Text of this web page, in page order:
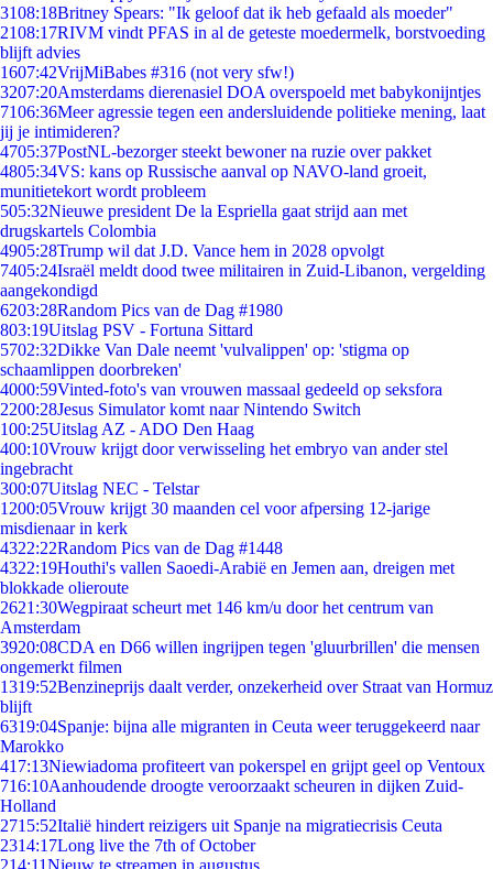
3108:18Britney Spears: "Ik geloof dat ik heb gefaald als moeder"
2108:17RIVM vindt PFAS in al de geteste moedermelk, borstvoeding
blijft advies
1607:42VrijMiBabes #316 (not very sfw!)
3207:20Amsterdams dierenasiel DOA overspoeld met babykonijntjes
7106:36Meer agressie tegen een andersluidende politieke mening, laat
jij je intimideren?
4705:37PostNL-bezorger steekt bewoner na ruzie over pakket
4805:34VS: kans op Russische aanval op NAVO-land groeit,
munitietekort wordt probleem
505:32Nieuwe president De la Espriella gaat strijd aan met
drugskartels Colombia
4905:28Trump wil dat J.D. Vance hem in 2028 opvolgt
7405:24Israël meldt dood twee militairen in Zuid-Libanon, vergelding
aangekondigd
6203:28Random Pics van de Dag #1980
803:19Uitslag PSV - Fortuna Sittard
5702:32Dikke Van Dale neemt 'vulvalippen' op: 'stigma op
schaamlippen doorbreken'
4000:59Vinted-foto's van vrouwen massaal gedeeld op seksfora
2200:28Jesus Simulator komt naar Nintendo Switch
100:25Uitslag AZ - ADO Den Haag
400:10Vrouw krijgt door verwisseling het embryo van ander stel
ingebracht
300:07Uitslag NEC - Telstar
1200:05Vrouw krijgt 30 maanden cel voor afpersing 12-jarige
misdienaar in kerk
4322:22Random Pics van de Dag #1448
4322:19Houthi's vallen Saoedi-Arabië en Jemen aan, dreigen met
blokkade olieroute
2621:30Wegpiraat scheurt met 146 km/u door het centrum van
Amsterdam
3920:08CDA en D66 willen ingrijpen tegen 'gluurbrillen' die mensen
ongemerkt filmen
1319:52Benzineprijs daalt verder, onzekerheid over Straat van Hormuz
blijft
6319:04Spanje: bijna alle migranten in Ceuta weer teruggekeerd naar
Marokko
417:13Niewiadoma profiteert van pokerspel en grijpt geel op Ventoux
716:10Aanhoudende droogte veroorzaakt scheuren in dijken Zuid-
Holland
2715:52Italië hindert reizigers uit Spanje na migratiecrisis Ceuta
2314:17Long live the 7th of October
214:11Nieuw te streamen in augustus